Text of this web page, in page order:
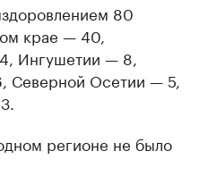
80
крае — 40,
Ингушетии — 8,
Северной Осетии — 5,
регионе не было